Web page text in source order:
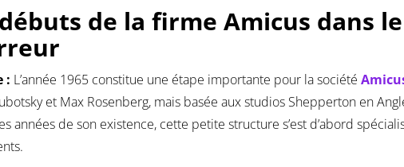
de la firme Amicus dans
: L’année 1965 constitue une étape importante pour la société
et Max Rosenberg, mais basée aux studios Shepperton en
années de son existence, cette petite structure s’est d’abord